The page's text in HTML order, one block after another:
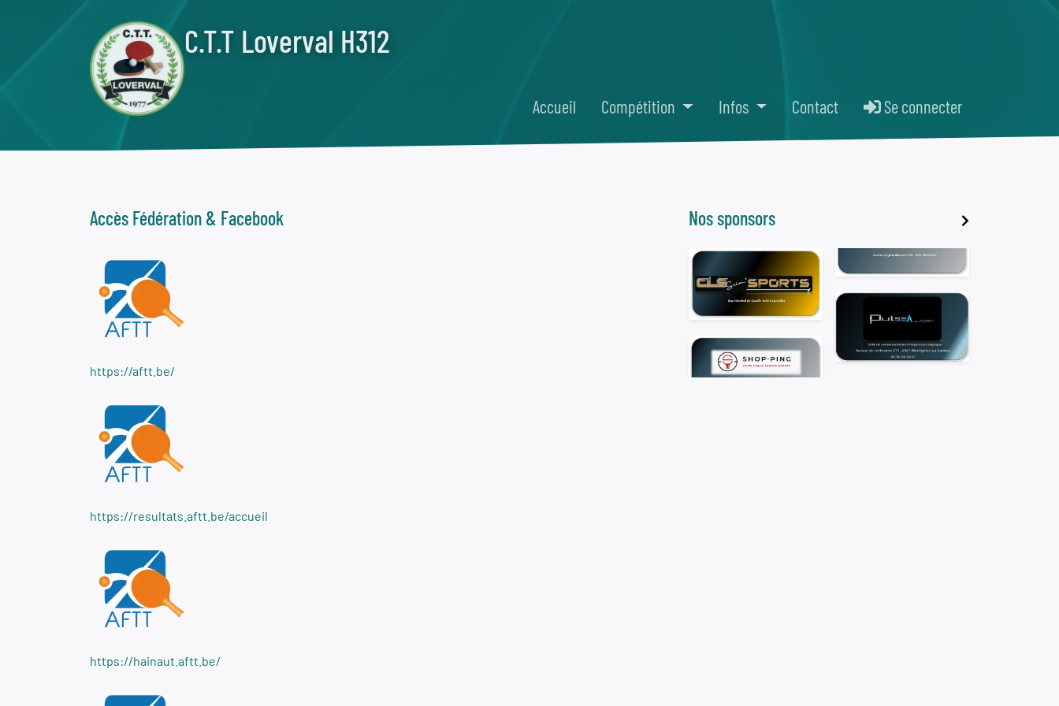
C.T.T Loverval H312
Accueil Compétition Infos Contact Se connecter
Accès Fédération & Facebook
https://aftt.be/
https://resultats.aftt.be/accueil
https://hainaut.aftt.be/
Nos sponsors